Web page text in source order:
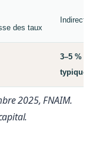
des taux
Indirect
3–5 %
typique
2025, FNAIM.